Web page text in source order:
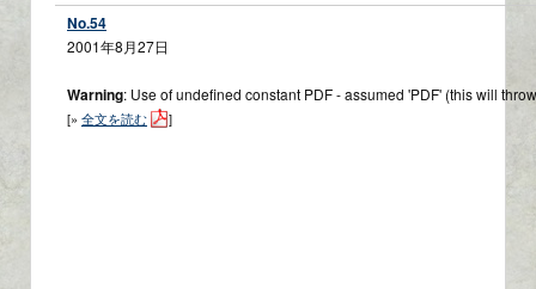
No.54
2001年8月27日
Warning: Use of undefined constant PDF - assumed 'PDF' (this will
[» 全文を読む ]